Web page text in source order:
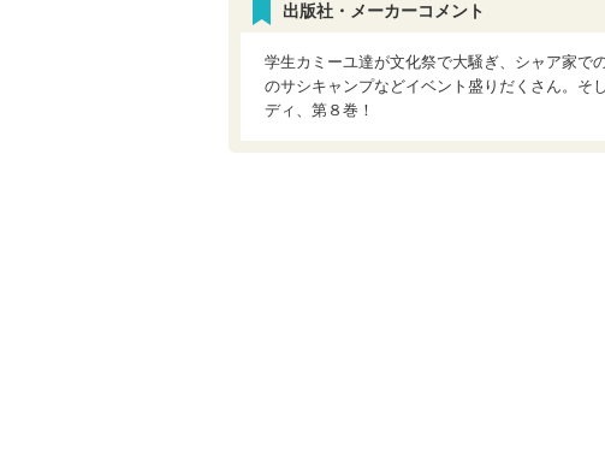
出版社・メーカーコメント
学生カミーユ達が文化祭で大騒ぎ、シャア家
のサシキャンプなどイベント盛りだくさん。
ディ、第８巻！